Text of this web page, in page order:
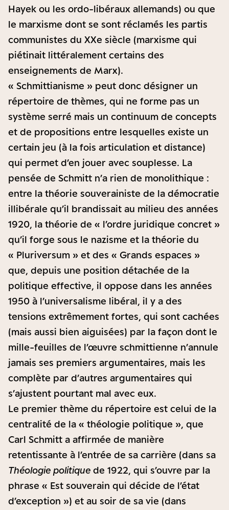
Hayek ou les ordo-libéraux allemands) ou que
le marxisme dont se sont réclamés les partis
communistes du XXe siècle (marxisme qui
piétinait littéralement certains des
enseignements de Marx).
« Schmittianisme » peut donc désigner un
répertoire de thèmes, qui ne forme pas un
système serré mais un continuum de concepts
et de propositions entre lesquelles existe un
certain jeu (à la fois articulation et distance)
qui permet d’en jouer avec souplesse. La
pensée de Schmitt n’a rien de monolithique :
entre la théorie souverainiste de la démocratie
illibérale qu’il brandissait au milieu des années
1920, la théorie de « l’ordre juridique concret »
qu’il forge sous le nazisme et la théorie du
« Pluriversum » et des « Grands espaces »
que, depuis une position détachée de la
politique effective, il oppose dans les années
1950 à l’universalisme libéral, il y a des
tensions extrêmement fortes, qui sont cachées
(mais aussi bien aiguisées) par la façon dont le
mille-feuilles de l’œuvre schmittienne n’annule
jamais ses premiers argumentaires, mais les
complète par d’autres argumentaires qui
s’ajustent pourtant mal avec eux.
Le premier thème du répertoire est celui de la
centralité de la « théologie politique », que
Carl Schmitt a affirmée de manière
retentissante à l’entrée de sa carrière (dans sa
Théologie politique de 1922, qui s’ouvre par la
phrase « Est souverain qui décide de l’état
d’exception ») et au soir de sa vie (dans